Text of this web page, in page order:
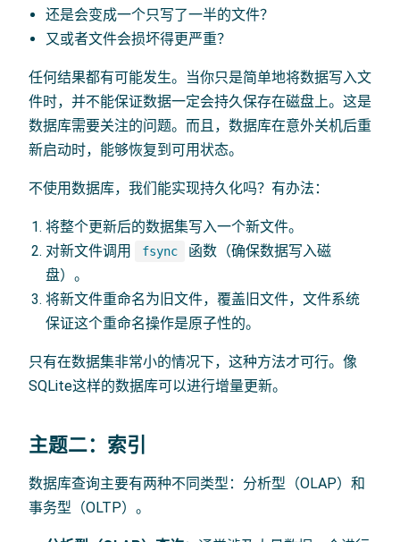
还是会变成一个只写了一半的文件？
又或者文件会损坏得更严重？
任何结果都有可能发生。当你只是简单地将数据写入文
件时，并不能保证数据一定会持久保存在磁盘上。这是
数据库需要关注的问题。而且，数据库在意外关机后重
新启动时，能够恢复到可用状态。
不使用数据库，我们能实现持久化吗？有办法：
将整个更新后的数据集写入一个新文件。
对新文件调用
fsync
函数（确保数据写入磁
盘）。
将新文件重命名为旧文件，覆盖旧文件，文件系统
保证这个重命名操作是原子性的。
只有在数据集非常小的情况下，这种方法才可行。像
SQLite这样的数据库可以进行增量更新。
主题二：索引
数据库查询主要有两种不同类型：分析型（OLAP）和
事务型（OLTP）。